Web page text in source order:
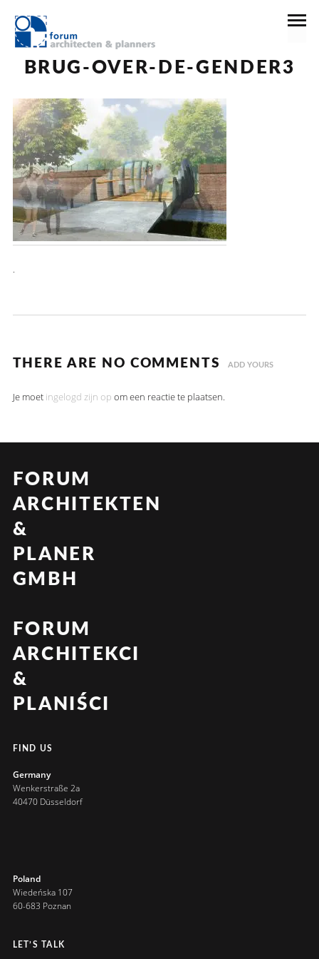
BRUG-OVER-DE-GENDER3
.
THERE ARE NO COMMENTS ADD YOURS
Je moet ingelogd zijn op om een reactie te plaatsen.
FORUM
ARCHITEKTEN
&
PLANER
GMBH
FORUM
ARCHITEKCI
&
PLANIŚCI
FIND US
Germany
Wenkerstraße 2a
40470 Düsseldorf
Poland
Wiedeńska 107
60-683 Poznan
LET’S TALK